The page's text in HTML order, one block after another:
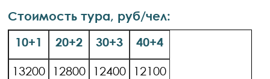
Стоимость тура, руб/чел:
10+1
20+2 30+3
40+4
13200
12800 12400
12100